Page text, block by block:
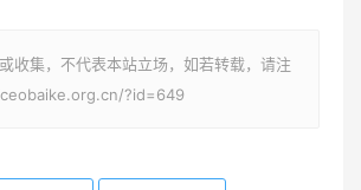
收集，不代表本站立场，如若转载，请注
?id=649